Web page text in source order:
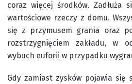
coraz więcej środków. Zadłuża
wartościowe rzeczy z domu.
się z przymusem grania oraz
rozstrzygnięciem zakładu, w
wybuch euforii w przypadku
Gdy zamiast zysków pojawia się